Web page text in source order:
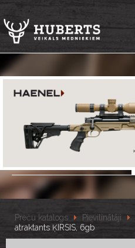
Preču katalogs Pievilinātāji
atraktants ĶIRSIS, 6gb